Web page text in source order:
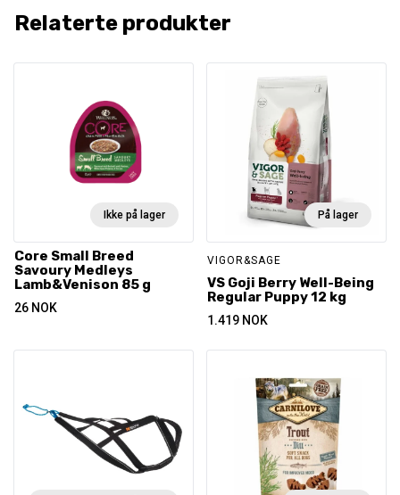
Relaterte produkter
Ikke på lager
Core Small Breed
Savoury Medleys
Lamb&Venison 85 g
26 NOK
På lager
VIGOR&SAGE
VS Goji Berry Well-Being
Regular Puppy 12 kg
1.419 NOK